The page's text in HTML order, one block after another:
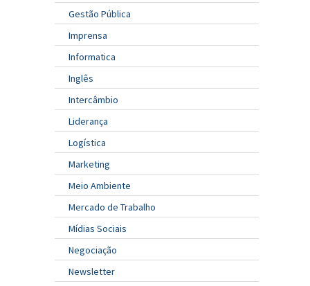
Gestão Pública
Imprensa
Informatica
Inglês
Intercâmbio
Liderança
Logística
Marketing
Meio Ambiente
Mercado de Trabalho
Mídias Sociais
Negociação
Newsletter